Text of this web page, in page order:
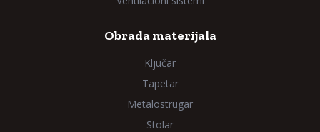
Obrada materijala
Ključar
Tapetar
Metalostrugar
Stolar